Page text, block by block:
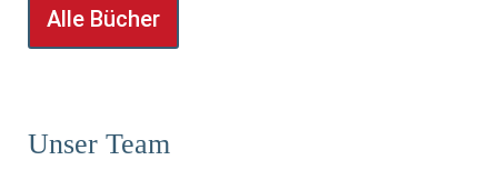
Alle Bücher
Unser Team